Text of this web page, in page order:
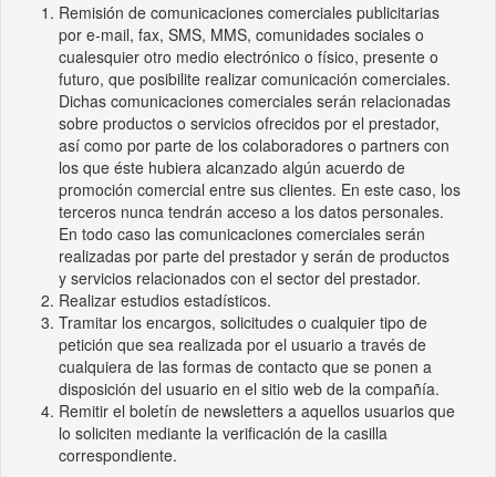
Remisión de comunicaciones comerciales publicitarias
por e-mail, fax, SMS, MMS, comunidades sociales o
cualesquier otro medio electrónico o físico, presente o
futuro, que posibilite realizar comunicación comerciales.
Dichas comunicaciones comerciales serán relacionadas
sobre productos o servicios ofrecidos por el prestador,
así como por parte de los colaboradores o partners con
los que éste hubiera alcanzado algún acuerdo de
promoción comercial entre sus clientes. En este caso, los
terceros nunca tendrán acceso a los datos personales.
En todo caso las comunicaciones comerciales serán
realizadas por parte del prestador y serán de productos
y servicios relacionados con el sector del prestador.
Realizar estudios estadísticos.
Tramitar los encargos, solicitudes o cualquier tipo de
petición que sea realizada por el usuario a través de
cualquiera de las formas de contacto que se ponen a
disposición del usuario en el sitio web de la compañía.
Remitir el boletín de newsletters a aquellos usuarios que
lo soliciten mediante la verificación de la casilla
correspondiente.